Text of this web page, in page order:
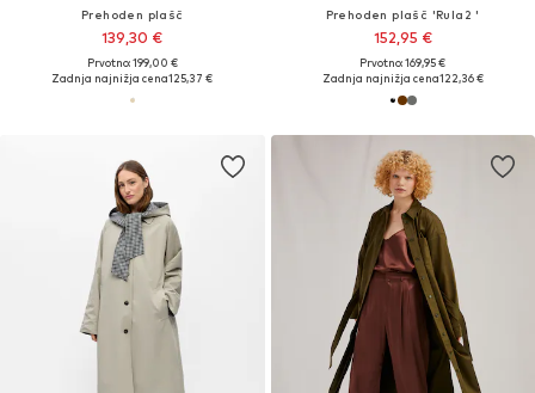
Prehoden plašč
139,30 €
Prvotno: 199,00 €
Zadnja najnižja cena125,37 €
Prehoden plašč 'Rula2 '
152,95 €
Prvotno: 169,95 €
Zadnja najnižja cena122,36 €